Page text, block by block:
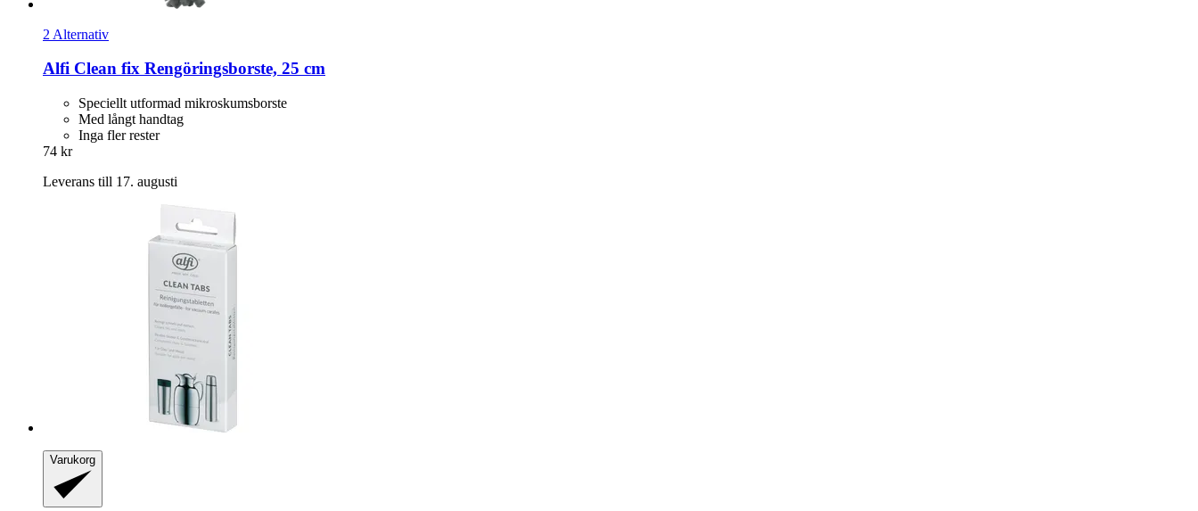
2 Alternativ
Alfi Clean fix Rengöringsborste, 25 cm
Speciellt utformad mikroskumsborste
Med långt handtag
Inga fler rester
74 kr
Leverans till 17. augusti
Varukorg